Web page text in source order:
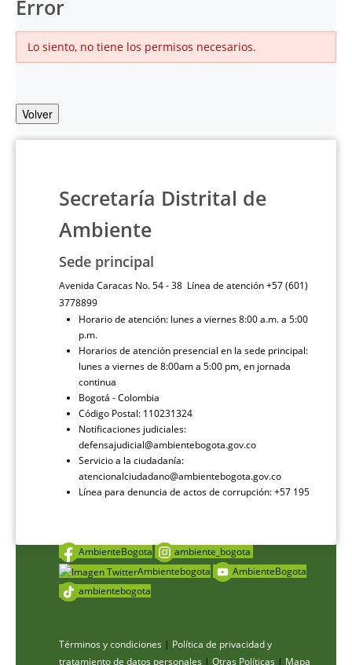
Error
Lo siento, no tiene los permisos necesarios.
Volver
Secretaría Distrital de
Ambiente
Sede principal
Avenida Caracas No. 54 - 38 Línea de atención +57 (601)
3778899
Horario de atención: lunes a viernes 8:00 a.m. a 5:00
p.m.
Horarios de atención presencial en la sede principal:
lunes a viernes de 8:00am a 5:00 pm, en jornada
continua
Bogotá - Colombia
Código Postal: 110231324
Notificaciones judiciales:
defensajudicial@ambientebogota.gov.co
Servicio a la ciudadanía:
atencionalciudadano@ambientebogota.gov.co
Línea para denuncia de actos de corrupción: +57 195
AmbienteBogota
ambiente_bogota
Ambientebogota
AmbienteBogota
ambientebogota
Términos y condiciones | Política de privacidad y
tratamiento de datos personales | Otras Políticas | Mapa